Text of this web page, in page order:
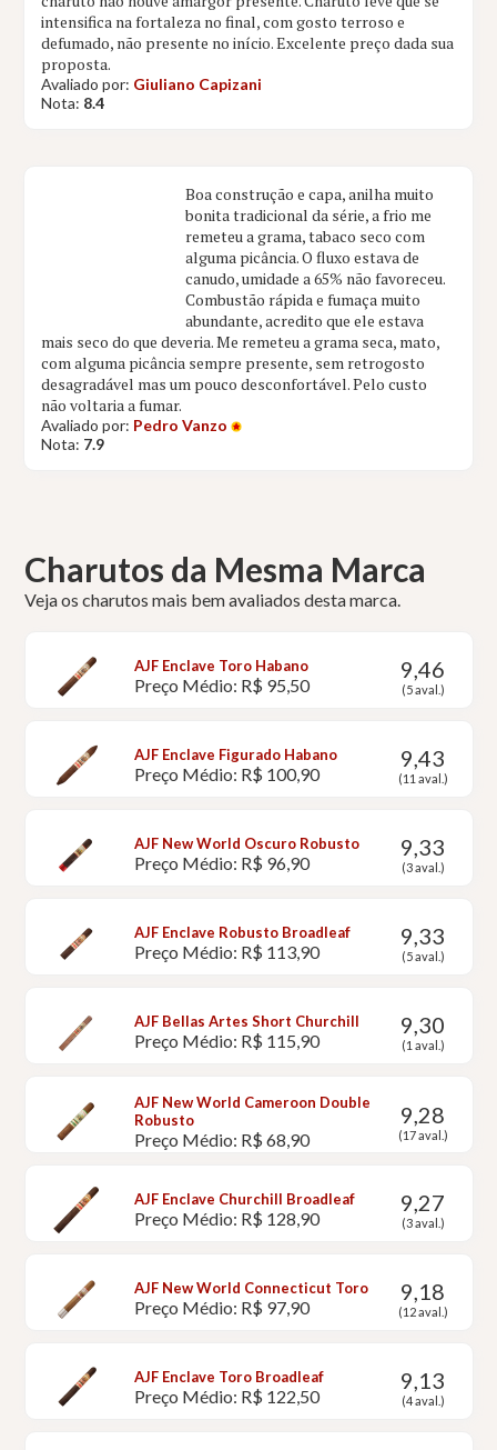
intensifica na fortaleza no final, com gosto terroso e
defumado, não presente no início. Excelente preço dada sua
proposta.
Avaliado por: Giuliano Capizani
Nota: 8.4
Boa construção e capa, anilha muito
bonita tradicional da série, a frio me
remeteu a grama, tabaco seco com
alguma picância. O fluxo estava de
canudo, umidade a 65% não favoreceu.
Combustão rápida e fumaça muito
abundante, acredito que ele estava
mais seco do que deveria. Me remeteu a grama seca, mato,
com alguma picância sempre presente, sem retrogosto
desagradável mas um pouco desconfortável. Pelo custo
não voltaria a fumar.
Avaliado por: Pedro Vanzo
Nota: 7.9
Charutos da Mesma Marca
Veja os charutos mais bem avaliados desta marca.
AJF Enclave Toro Habano
Preço Médio: R$ 95,50
9,46
(5 aval.)
AJF Enclave Figurado Habano
Preço Médio: R$ 100,90
9,43
(11 aval.)
AJF New World Oscuro Robusto
Preço Médio: R$ 96,90
9,33
(3 aval.)
AJF Enclave Robusto Broadleaf
Preço Médio: R$ 113,90
9,33
(5 aval.)
AJF Bellas Artes Short Churchill
Preço Médio: R$ 115,90
9,30
(1 aval.)
AJF New World Cameroon Double
Robusto
Preço Médio: R$ 68,90
9,28
(17 aval.)
AJF Enclave Churchill Broadleaf
Preço Médio: R$ 128,90
9,27
(3 aval.)
AJF New World Connecticut Toro
Preço Médio: R$ 97,90
9,18
(12 aval.)
AJF Enclave Toro Broadleaf
Preço Médio: R$ 122,50
9,13
(4 aval.)